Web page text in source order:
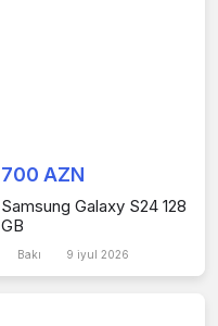
700 AZN
Samsung Galaxy S24 128
GB
Bakı 9 iyul 2026